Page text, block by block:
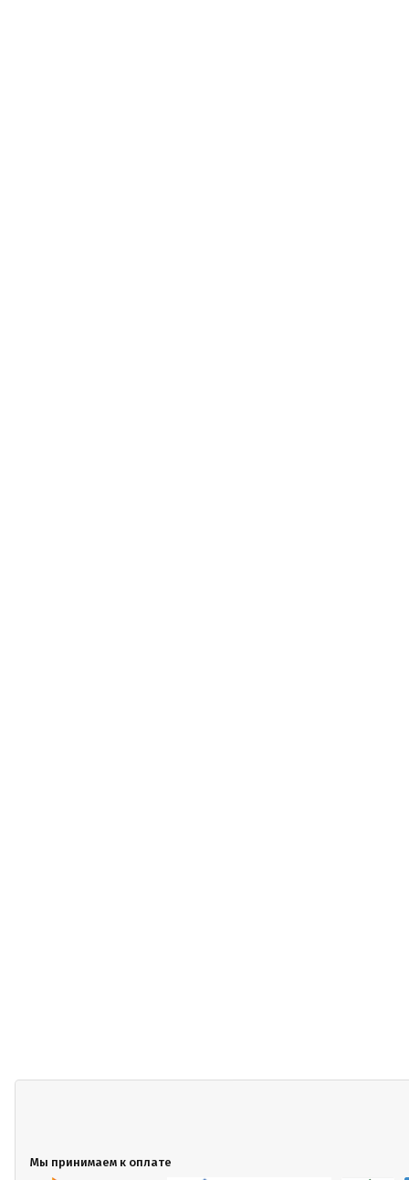
Мы принимаем к оплате